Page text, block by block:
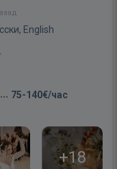
English
75-140€/час
+18